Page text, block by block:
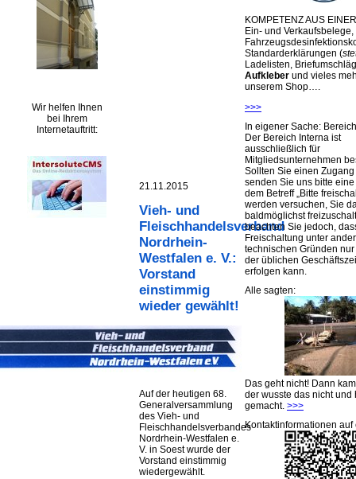
Wir helfen Ihnen
bei Ihrem
Internetauftritt:
21.11.2015
Vieh- und
Fleischhandelsverband
Nordrhein-
Westfalen e. V.:
Vorstand
einstimmig
wieder gewählt!
Auf der heutigen 68.
Generalversammlung
des Vieh- und
Fleischhandelsverbandes
Nordrhein-Westfalen e.
V. in Soest wurde der
Vorstand einstimmig
wiedergewählt.
KOMPETENZ AUS
Ein- und Verkaufsbelege,
Standarderklärungen (
Ladelisten,
Aufkleber und vieles
unserem Shop….
>>>
In eigener Sache:
Der Bereich Interna ist
ausschließlich für
Mitgliedsunternehmen
Sollten Sie einen
senden Sie uns bitte
dem Betreff „Bitte
werden versuchen, Sie
baldmöglichst
beachten Sie jedoch,
Freischaltung unter
technischen Gründen
der üblichen
erfolgen kann.
Alle sagten:
Das geht nicht! Dann
der wusste das nicht und
gemacht. >>>
Kontaktinformationen auf